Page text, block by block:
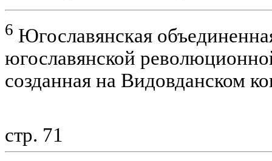
6 Югославянская
югославянской
созданная на Видовданском
стр. 71